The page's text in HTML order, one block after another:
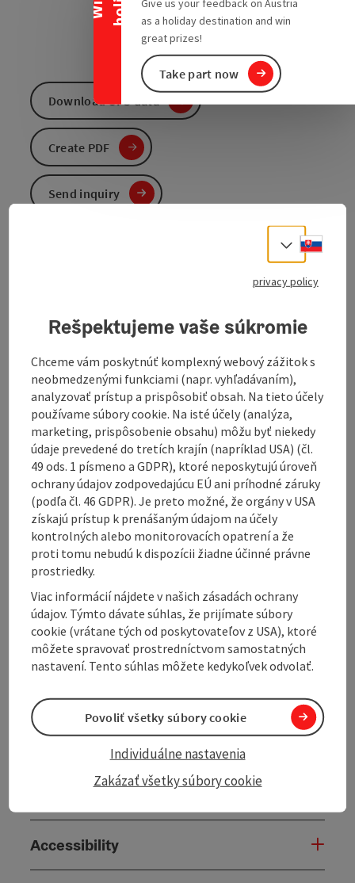
Give us your feedback on Austria
as a holiday destination and win
great prizes!
Take part now
kilometers and takes you from Wolfsegg to Wallern
an der Trattnach.
Kohlgrube (Wolfsegg) - Gaspoltshofen -
Meggenhofen - Kematen am Innbach - Pichl bei Wels -
Krenglbach - Wallern an der Trattnach.
V1a: Variant along the Innbach without Meggenhofen
as well as variant Steinerkirchen a.I. (pilgrimage
church Maria Rast).
E-bike rental at the Tourist-Info Bad Schallerbach
Free bike map available at the Tourist-Info Bad
Schallerbach and Gallspach
Tour and route information
Variants and stages
Accessibility
Download GPS data
Create PDF
Send inquiry
Select
privacy policy
Rešpektujeme vaše súkromie
Chceme vám poskytnúť komplexný webový zážitok s
neobmedzenými funkciami (napr. vyhľadávaním),
analyzovať prístup a prispôsobiť obsah. Na tieto účely
používame súbory cookie. Na isté účely (analýza,
marketing, prispôsobenie obsahu) môžu byť niekedy
údaje prevedené do tretích krajín (napríklad USA) (čl.
49 ods. 1 písmeno a GDPR), ktoré neposkytujú úroveň
ochrany údajov zodpovedajúcu EÚ ani príhodné záruky
(podľa čl. 46 GDPR). Je preto možné, že orgány v USA
získajú prístup k prenášaným údajom na účely
kontrolných alebo monitorovacích opatrení a že
proti tomu nebudú k dispozícii žiadne účinné právne
prostriedky.
Viac informácií nájdete v našich zásadách ochrany
údajov. Týmto dávate súhlas, že prijímate súbory
cookie (vrátane tých od poskytovateľov z USA), ktoré
môžete spravovať prostredníctvom samostatných
nastavení. Tento súhlas môžete kedykoľvek odvolať.
Zakázať všetky súbory cookie
Individuálne nastavenia
Povoliť všetky súbory cookie